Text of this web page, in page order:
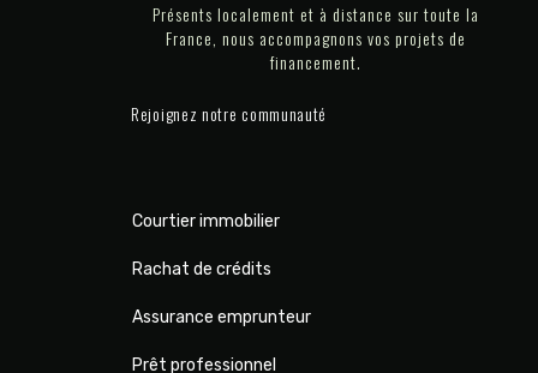
Présents localement et à distance sur toute la
France, nous accompagnons vos projets de
financement.
Rejoignez notre communauté
Courtier immobilier
Rachat de crédits
Assurance emprunteur
Prêt professionnel